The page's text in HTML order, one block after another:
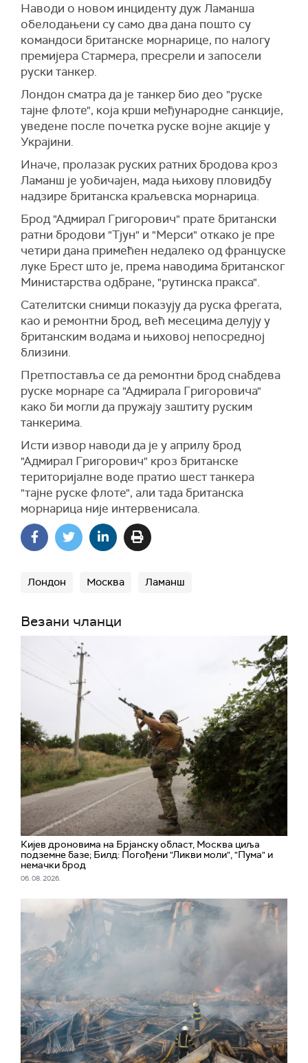
Наводи о новом инциденту дуж Ламанша
обелодањени су само два дана пошто су
командоси британске морнарице, по налогу
премијера Стармера, пресрели и запосели
руски танкер.
Лондон сматра да је танкер био део "руске
тајне флоте", која крши међународне санкције,
уведене после почетка руске војне акције у
Украјини.
Иначе, пролазак руских ратних бродова кроз
Ламанш је уобичајен, мада њихову пловидбу
надзире британска краљевска морнарица.
Брод "Адмирал Григорович" прате британски
ратни бродови "Тјун" и "Мерси" откако је пре
четири дана примећен недалеко од француске
луке Брест што је, према наводима британског
Министарства одбране, "рутинска пракса".
Сателитски снимци показују да руска фрегата,
као и ремонтни брод, већ месецима делују у
британским водама и њиховој непосредној
близини.
Претпоставља се да ремонтни брод снабдева
руске морнаре са "Адмирала Григоровича"
како би могли да пружају заштиту руским
танкерима.
Исти извор наводи да је у априлу брод
"Адмирал Григорович" кроз британске
територијалне воде пратио шест танкера
"тајне руске флоте", али тада британска
морнарица није интервенисала.
Лондон Москва Ламанш
Везани чланци
Кијев дроновима на Брјанску област, Москва циља
подземне базе; Билд: Погођени "Ликви моли", "Пума" и
немачки брод
06. 08. 2026.